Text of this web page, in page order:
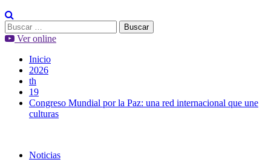
Buscar:
Ver online
Inicio
2026
th
19
Congreso Mundial por la Paz: una red internacional que une
culturas
Noticias